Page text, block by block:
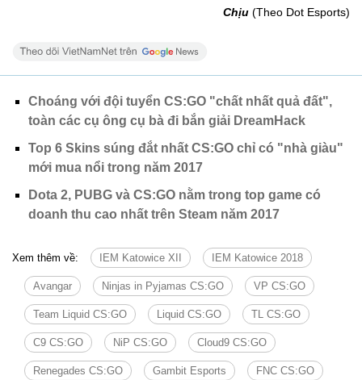
Chịu (Theo Dot Esports)
Choáng với đội tuyển CS:GO "chất nhất quả đất",
toàn các cụ ông cụ bà đi bắn giải DreamHack
Top 6 Skins súng đắt nhất CS:GO chỉ có "nhà giàu"
mới mua nổi trong năm 2017
Dota 2, PUBG và CS:GO nằm trong top game có
doanh thu cao nhất trên Steam năm 2017
Xem thêm về: IEM Katowice XII IEM Katowice 2018
Avangar Ninjas in Pyjamas CS:GO VP CS:GO
Team Liquid CS:GO Liquid CS:GO TL CS:GO
C9 CS:GO NiP CS:GO Cloud9 CS:GO
Renegades CS:GO Gambit Esports FNC CS:GO